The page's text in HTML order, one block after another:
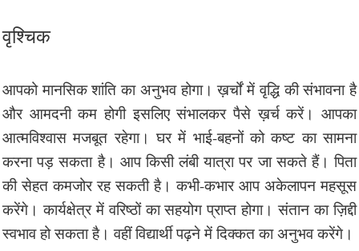
वृश्चिक
आपको मानसिक शांति का अनुभव होगा। ख़र्चों में वृद्धि की संभावना है
और आमदनी कम होगी इसलिए संभालकर पैसे ख़र्च करें। आपका
आत्मविश्वास मजबूत रहेगा। घर में भाई-बहनों को कष्ट का सामना
करना पड़ सकता है। आप किसी लंबी यात्रा पर जा सकते हैं। पिता
की सेहत कमजोर रह सकती है। कभी-कभार आप अकेलापन महसूस
करेंगे। कार्यक्षेत्र में वरिष्ठों का सहयोग प्राप्त होगा। संतान का ज़िद्दी
स्वभाव हो सकता है। वहीं विद्यार्थी पढ़ने में दिक्कत का अनुभव करेंगे।